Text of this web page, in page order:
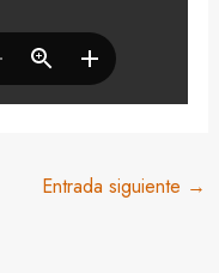
Entrada siguiente →